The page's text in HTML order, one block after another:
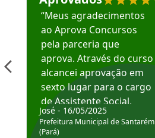
“Meus agradecimentos
ao Aprova Concursos
pela parceria que
aprova. Através do curso
alcancei aprovação em
sexto lugar para o cargo
de Assistente Social.
Hoje estou atuando na
Prefeitura de Santarém.
José - 16/05/2025
Prefeitura Municipal de Santarém
(Pará)